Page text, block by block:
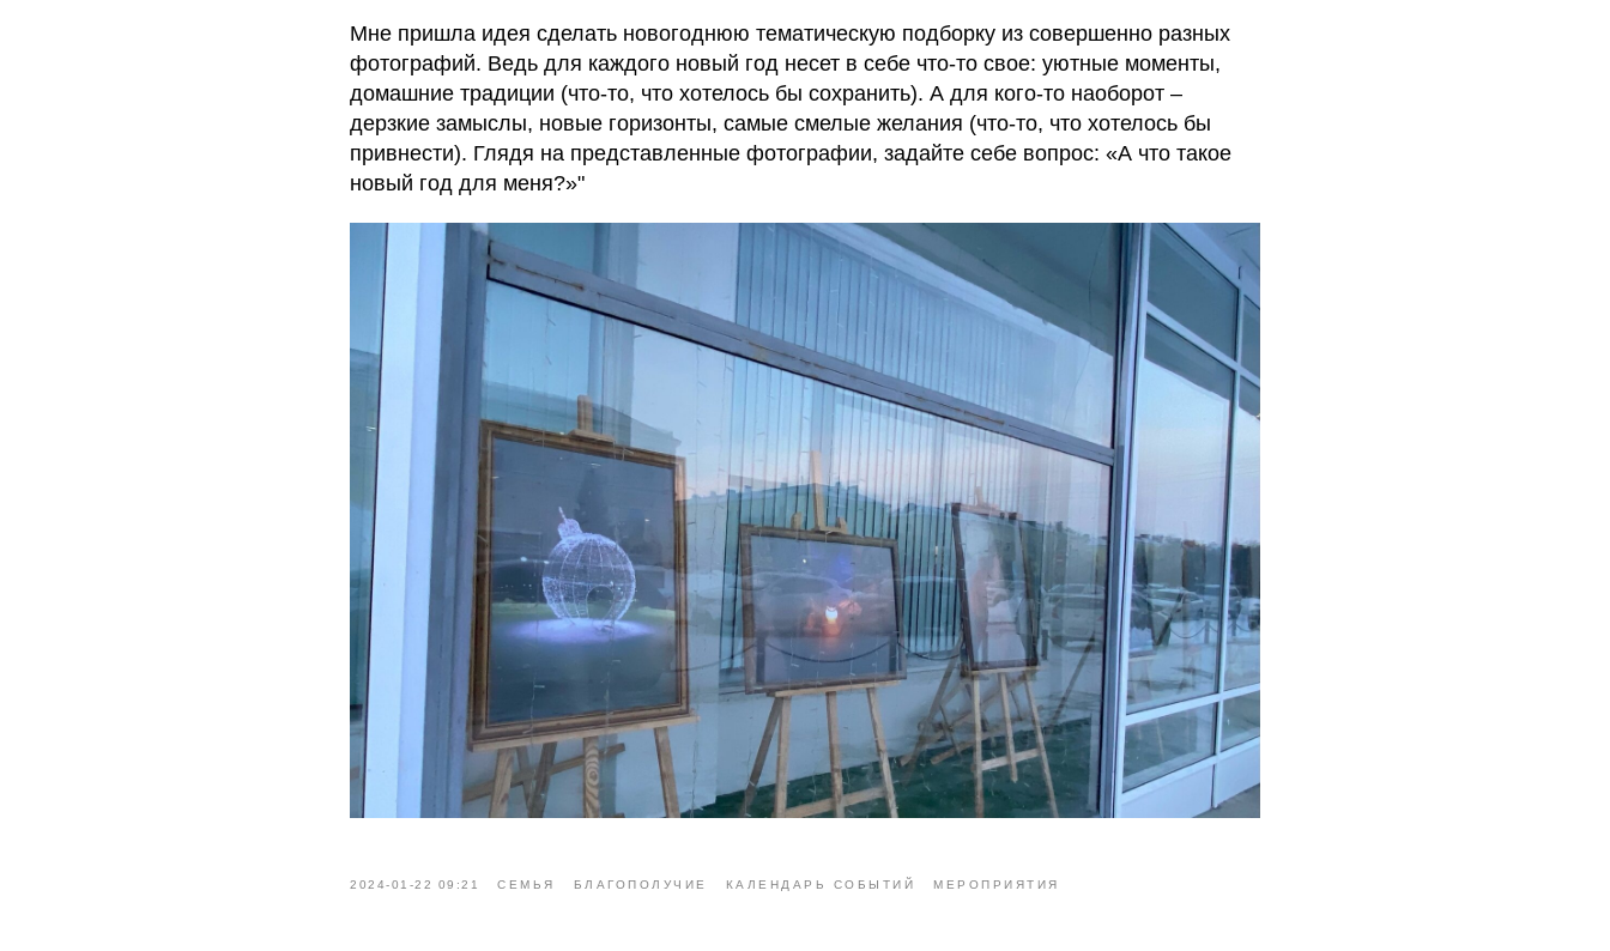
Мне пришла идея сделать новогоднюю тематическую подборку из совершенно разных
фотографий. Ведь для каждого новый год несет в себе что-то свое: уютные моменты,
домашние традиции (что-то, что хотелось бы сохранить). А для кого-то наоборот –
дерзкие замыслы, новые горизонты, самые смелые желания (что-то, что хотелось бы
привнести). Глядя на представленные фотографии, задайте себе вопрос: «А что такое
новый год для меня?»"
2024-01-22 09:21 СЕМЬЯ БЛАГОПОЛУЧИЕ КАЛЕНДАРЬ СОБЫТИЙ МЕРОПРИЯТИЯ